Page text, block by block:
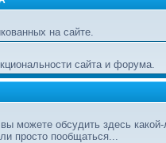
на сайте.
сайта и форума.
можете обсудить здесь какой-
просто пообщаться...